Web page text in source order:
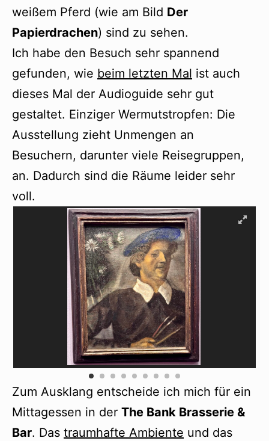
weißem Pferd (wie am Bild Der
Papierdrachen) sind zu sehen.
Ich habe den Besuch sehr spannend
gefunden, wie beim letzten Mal ist auch
dieses Mal der Audioguide sehr gut
gestaltet. Einziger Wermutstropfen: Die
Ausstellung zieht Unmengen an
Besuchern, darunter viele Reisegruppen,
an. Dadurch sind die Räume leider sehr
voll.
Zum Ausklang entscheide ich mich für ein
Mittagessen in der The Bank Brasserie &
Bar. Das traumhafte Ambiente und das